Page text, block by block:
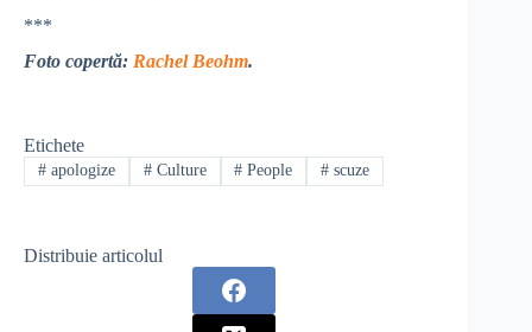
***
Foto copertă: Rachel Beohm.
Etichete
#apologize #Culture # People # scuze
Distribuie articolul